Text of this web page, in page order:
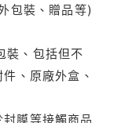
包裝、贈品等)
裝、包括但不
、原廠外盒、
膜等接觸商品